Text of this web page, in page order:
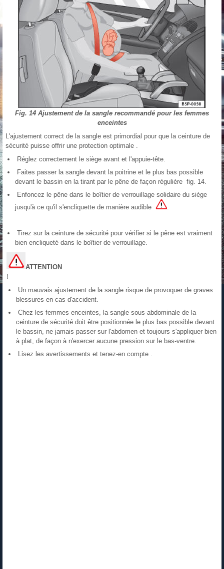
Fig. 14 Ajustement de la sangle recommandé pour les femmes
enceintes
L'ajustement correct de la sangle est primordial pour que la ceinture de
sécurité puisse offrir une protection optimale .
Réglez correctement le siège avant et l'appuie-tête.
Faites passer la sangle devant la poitrine et le plus bas possible
devant le bassin en la tirant par le pêne de façon régulière fig. 14.
Enfoncez le pêne dans le boîtier de verrouillage solidaire du siège
jusqu'à ce qu'il s'encliquette de manière audible
.
Tirez sur la ceinture de sécurité pour vérifier si le pêne est vraiment
bien encliqueté dans le boîtier de verrouillage.
ATTENTION
!
Un mauvais ajustement de la sangle risque de provoquer de graves
blessures en cas d'accident.
Chez les femmes enceintes, la sangle sous-abdominale de la
ceinture de sécurité doit être positionnée le plus bas possible devant
le bassin, ne jamais passer sur l'abdomen et toujours s'appliquer bien
à plat, de façon à n'exercer aucune pression sur le bas-ventre.
Lisez les avertissements et tenez-en compte .